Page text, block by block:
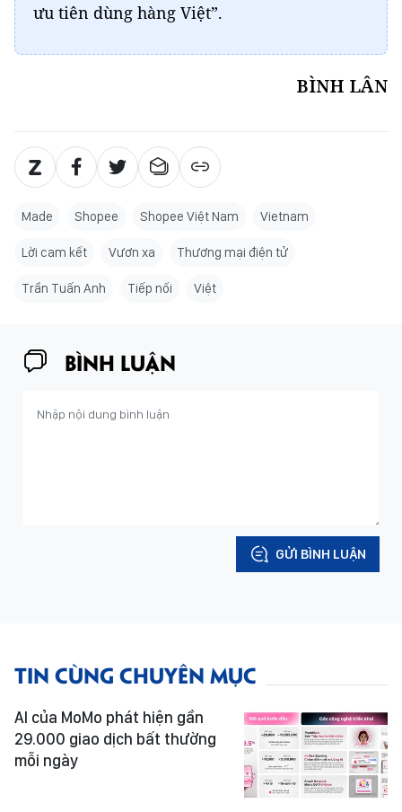
ưu tiên dùng hàng Việt”.
BÌNH LÂN
Made Shopee Shopee Việt Nam Vietnam
Lời cam kết Vươn xa Thương mại điện tử
Trần Tuấn Anh Tiếp nối Việt
BÌNH LUẬN
GỬI BÌNH LUẬN
TIN CÙNG CHUYÊN MỤC
AI của MoMo phát hiện gần
29.000 giao dịch bất thường
mỗi ngày